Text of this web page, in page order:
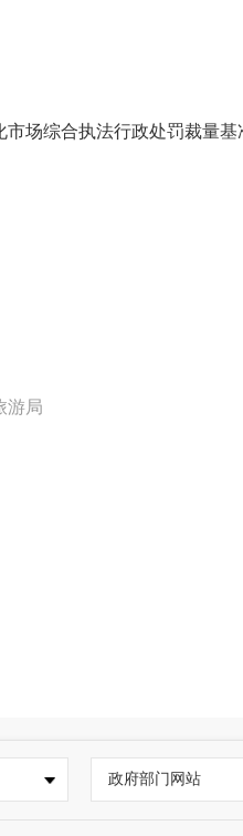
综合执法行政处罚裁量基
游局
政府部门网站